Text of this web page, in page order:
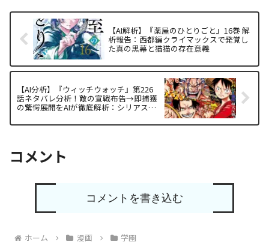
【AI解析】『薬屋のひとりごと』16巻 解
析報告：西都編クライマックスで発覚し
た真の黒幕と猫猫の存在意義
【AI分析】『ウィッチウォッチ』第226
話ネタバレ分析！敵の宣戦布告→即捕獲
の驚愕展開をAIが徹底解析：シリアスを
コメント
コメントを書き込む
ホーム 漫画 学園